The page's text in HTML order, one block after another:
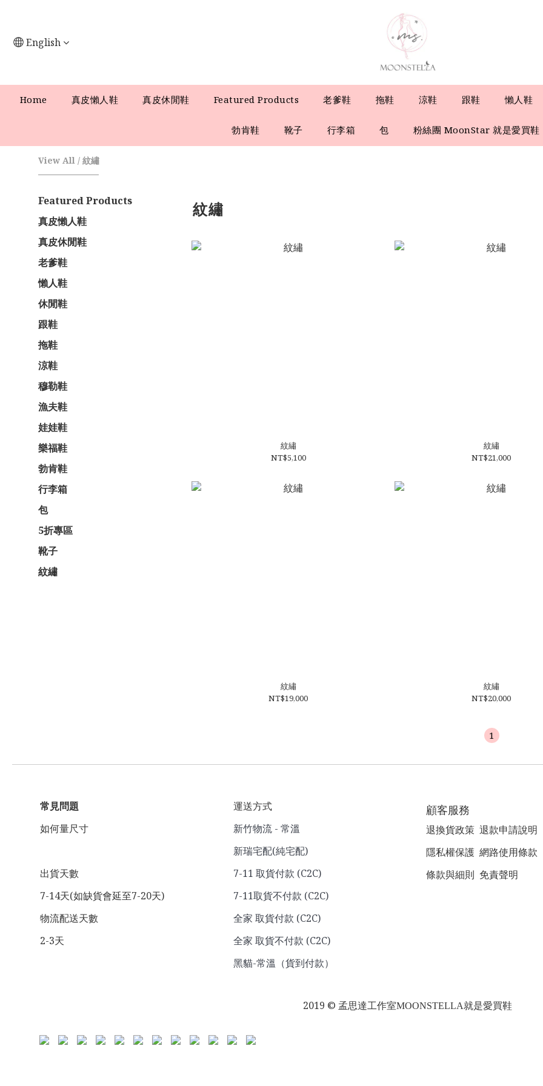
English
Home 真皮懶人鞋 真皮休閒鞋 Featured Products 老爹鞋 拖鞋 涼鞋 跟鞋 懶人鞋
勃肯鞋 靴子 行李箱 包 粉絲團 MoonStar 就是愛買鞋
View All / 紋繡
Featured Products
真皮懶人鞋
真皮休閒鞋
老爹鞋
懶人鞋
休閒鞋
跟鞋
拖鞋
涼鞋
穆勒鞋
漁夫鞋
娃娃鞋
樂福鞋
勃肯鞋
行李箱
包
5折專區
靴子
紋繡
紋繡
紋繡
NT$5,100
紋繡
NT$21,000
紋繡
NT$19,000
紋繡
NT$20,000
1
常見問題
如何量尺寸
出貨天數
7-14天(如缺貨會延至7-20天)
物流配送天數
2-3天
運送方式
新竹物流 - 常溫
新瑞宅配(純宅配)
7-11 取貨付款 (C2C)
7-11取貨不付款 (C2C)
全家 取貨付款 (C2C)
全家 取貨不付款 (C2C)
黑貓-常溫（貨到付款）
顧客服務
退換貨政策 退款申請說明
隱私權保護 網路使用條款
條款與細則 免責聲明
2019 © 孟思達工作室MOONSTELLA就是愛買鞋